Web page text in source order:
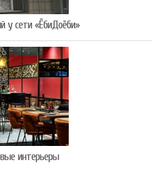
у сети «ЁбиДоёби»
интерьеры